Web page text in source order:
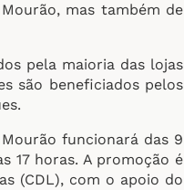
mas também de
pela maioria das lojas
são beneficiados pelos
funcionará das 9
17 horas. A promoção é
(CDL), com o apoio do